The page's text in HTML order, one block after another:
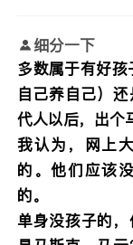
细分一下
多数属于有好孩
自己养自己）
代人以后，出个
我认为，网上
的。他们应该
的。
单身没孩子的